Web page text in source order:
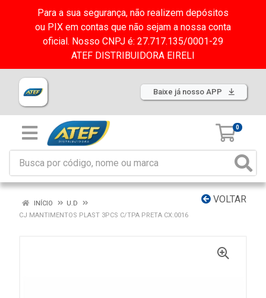
Para a sua segurança, não realizem depósitos
ou PIX em contas que não sejam a nossa conta
oficial. Nosso CNPJ é: 27.717.135/0001-29
ATEF DISTRIBUIDORA EIRELI
Baixe já nosso APP
0
VOLTAR
INÍCIO
U.D
CJ MANTIMENTOS PLAST 3PCS C/TPA PRETA CX:0016